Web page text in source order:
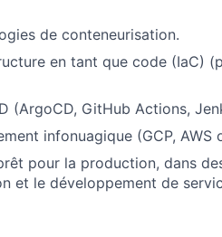
de conteneurisation.
en tant que code (IaC)
(ArgoCD, GitHub Actions,
infonuagique (GCP, AWS
pour la production, dans
et le développement de